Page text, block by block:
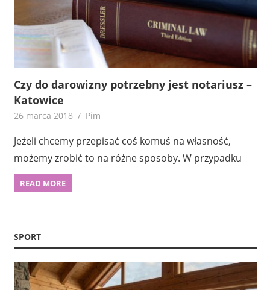
Czy do darowizny potrzebny jest notariusz –
Katowice
26 marca 2018 Pim
Jeżeli chcemy przepisać coś komuś na własność,
możemy zrobić to na różne sposoby. W przypadku
READ MORE
SPORT